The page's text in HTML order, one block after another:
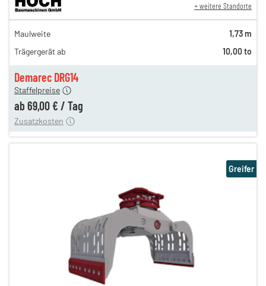
Demarec DRG14
119,00 €
100,00 €
83,00 €
Staffelpreise
ab 69,00 € / Tag
12,00 €
Zusatzkosten
+ weitere Standorte
Maulweite
1,73 m
Trägergerät ab
10,00 to
Greifer